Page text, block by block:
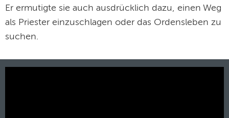
Er ermutigte sie auch ausdrücklich dazu, einen Weg
als Priester einzuschlagen oder das Ordensleben zu
suchen.